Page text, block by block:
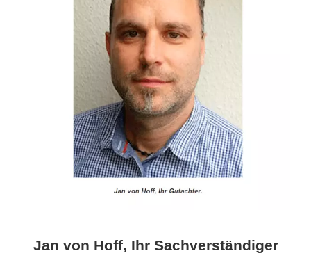
Jan von Hoff, Ihr Sachverständiger